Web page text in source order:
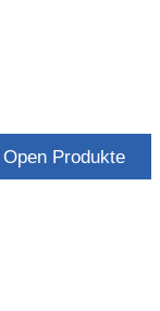
Open Produkte